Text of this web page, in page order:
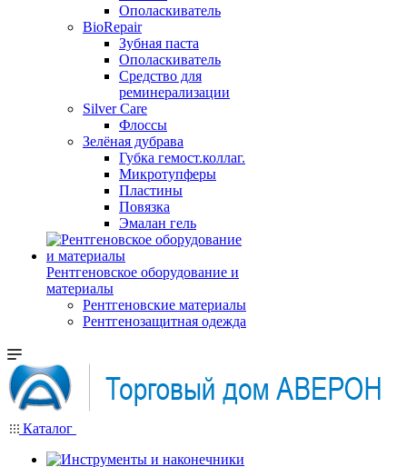
Ополаскиватель
BioRepair
Зубная паста
Ополаскиватель
Средство для
реминерализации
Silver Care
Флоссы
Зелёная дубрава
Губка гемост.коллаг.
Микротупферы
Пластины
Повязка
Эмалан гель
Рентгеновское оборудование и
материалы
Рентгеновские материалы
Рентгенозащитная одежда
Каталог